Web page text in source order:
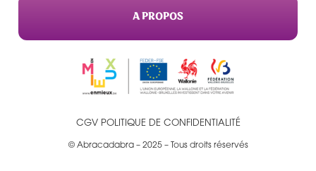
A PROPOS
CGV POLITIQUE DE CONFIDENTIALITÉ
© Abracadabra – 2025 – Tous droits réservés